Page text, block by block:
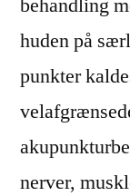
behandling
huden på
punkter
nerver,